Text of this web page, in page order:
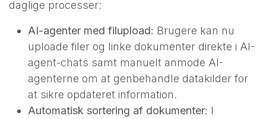
daglige processer:
AI-agenter med filupload: Brugere kan nu
uploade filer og linke dokumenter direkte i AI-
agent-chats samt manuelt anmode AI-
agenterne om at genbehandle datakilder for
at sikre opdateret information.
Automatisk sortering af dokumenter: I